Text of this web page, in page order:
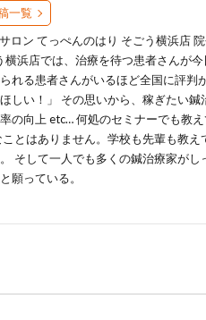
一覧
ロン てっぺんのはり そごう横浜店
浜店では、治療を待つ患者さんが
れる患者さんがいるほど全国に評判
しい！」 その思いから、稼ぎたい
の向上 etc… 何処のセミナーでも教
とはありません。学校も先輩も教
そして一人でも多くの鍼治療家が
願っている。